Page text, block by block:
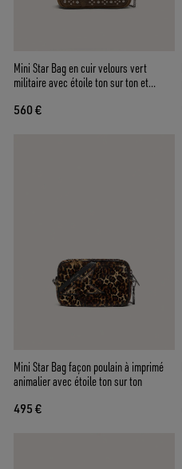
Mini Star Bag en cuir velours vert
militaire avec étoile ton sur ton et
560 €
Mini Star Bag façon poulain à imprimé
animalier avec étoile ton sur ton
495 €